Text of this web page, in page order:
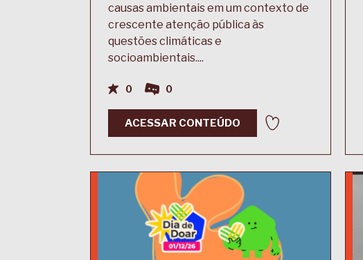
causas ambientais em um contexto de
crescente atenção pública às
questões climáticas e
socioambientais....
0 0
ACESSAR CONTEÚDO